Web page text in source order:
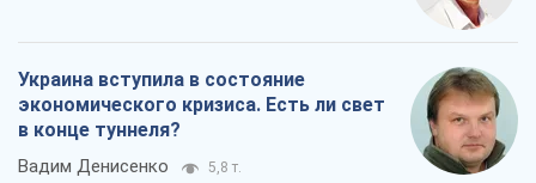
Украина вступила в состояние
экономического кризиса. Есть ли свет
в конце туннеля?
Вадим Денисенко 5,8 т.